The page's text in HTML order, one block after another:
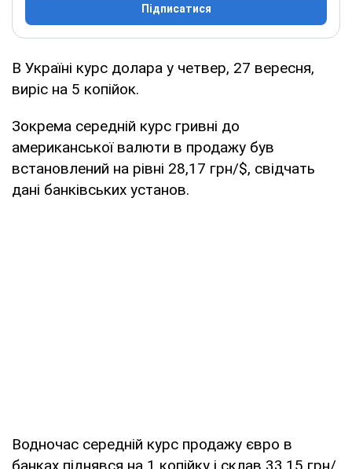
Підписатися
В Україні курс долара у четвер, 27 вересня,
виріс на 5 копійок.
Зокрема середній курс гривні до
американської валюти в продажу був
встановлений на рівні 28,17 грн/$, свідчать
дані банківських установ.
Водночас середній курс продажу євро в
банках піднявся на 1 копійку і склав 33,15 грн/